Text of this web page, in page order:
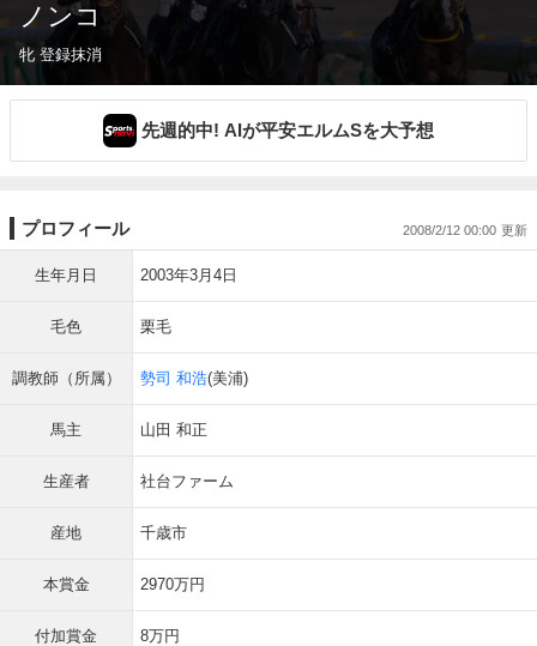
ノンコ
牝 登録抹消
先週的中! AIが平安エルムSを大予想
プロフィール 2008/2/12 00:00
生年月日 2003年3月4日
毛色 栗毛
調教師（所属） 勢司 和浩(美浦)
馬主 山田 和正
生産者 社台ファーム
産地 千歳市
本賞金 2970万円
付加賞金 8万円